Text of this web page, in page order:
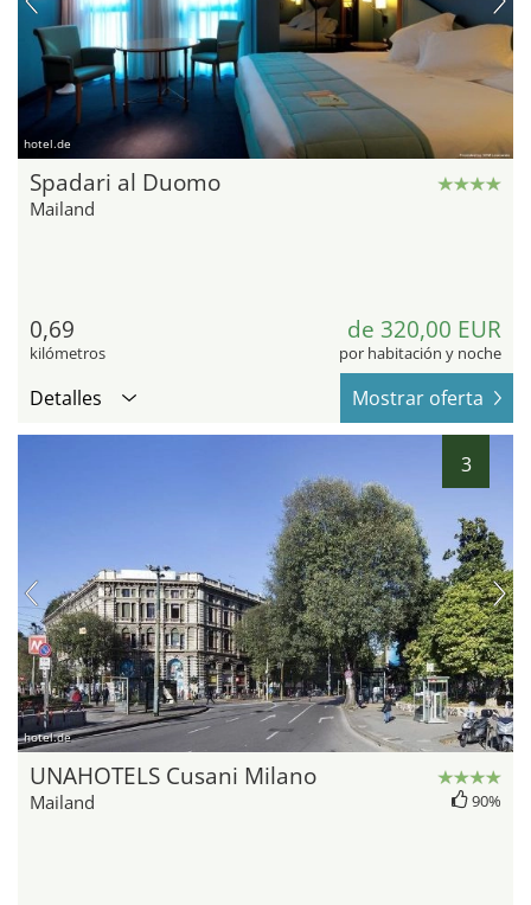
hotel.de
Spadari al Duomo
Mailand
0,69
kilómetros
de 320,00 EUR
por habitación y noche
Detalles Mostrar oferta
3
hotel.de
UNAHOTELS Cusani Milano
Mailand 90%